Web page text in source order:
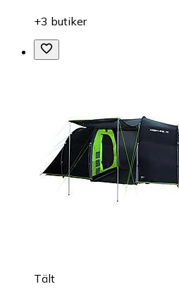
+3 butiker
Tält